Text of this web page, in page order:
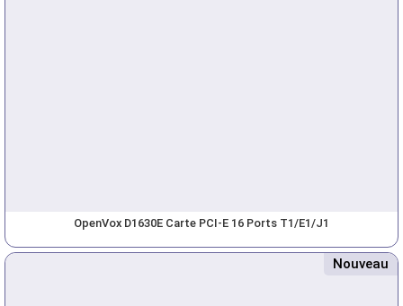
OpenVox D1630E Carte PCI-E 16 Ports T1/E1/J1
Nouveau